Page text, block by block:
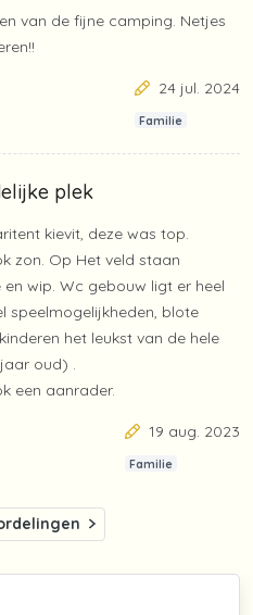
van de fijne camping. Netjes
24 jul. 2024
Familie
plek
kievit, deze was top.
zon. Op Het veld staan
wip. Wc gebouw ligt er heel
speelmogelijkheden, blote
het leukst van de hele
oud) .
een aanrader.
19 aug. 2023
Familie